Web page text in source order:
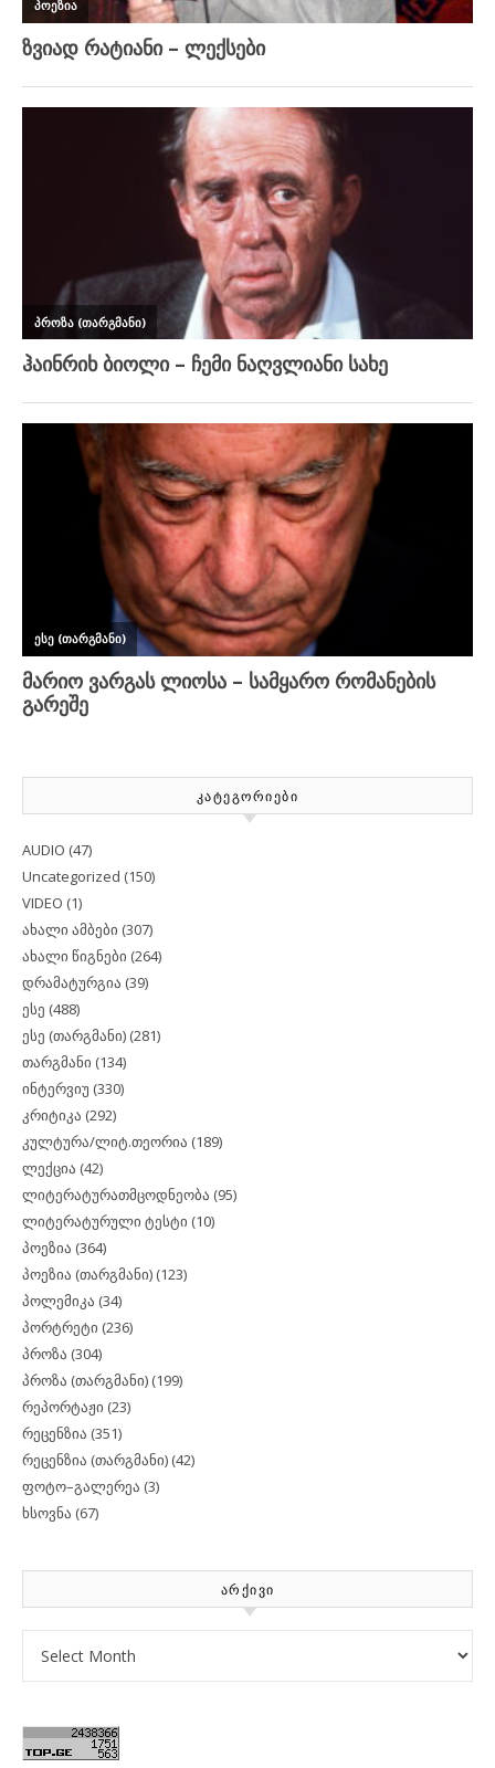
ᲙᲐᲢᲔᲒᲝᲠᲘᲔᲑᲘ
AUDIO (47)
Uncategorized (150)
VIDEO (1)
ახალი ამბები (307)
ახალი წიგნები (264)
დრამატურგია (39)
ესე (488)
ესე (თარგმანი) (281)
თარგმანი (134)
ინტერვიუ (330)
კრიტიკა (292)
კულტურა/ლიტ.თეორია (189)
ლექცია (42)
ლიტერატურათმცოდნეობა (95)
ლიტერატურული ტესტი (10)
პოეზია (364)
პოეზია (თარგმანი) (123)
პოლემიკა (34)
პორტრეტი (236)
პროზა (304)
პროზა (თარგმანი) (199)
რეპორტაჟი (23)
რეცენზია (351)
რეცენზია (თარგმანი) (42)
ფოტო–გალერეა (3)
ხსოვნა (67)
ᲐᲠᲥᲘᲕᲘ